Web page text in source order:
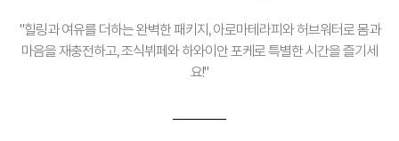
"힐링과 여유를 더하는 완벽한 패키지, 아로마테라피와 허브워터로 몸과
마음을 재충전하고, 조식뷔페와 하와이안 포케로 특별한 시간을 즐기세
요!"